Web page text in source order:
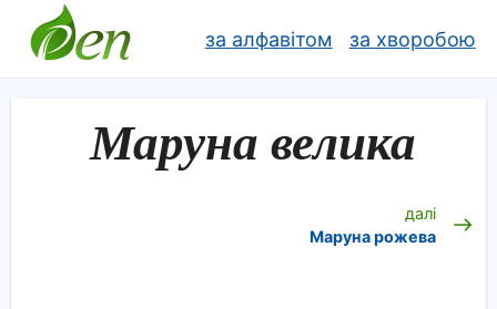
за алфавітом за хворобою
Маруна велика
далі
Маруна рожева